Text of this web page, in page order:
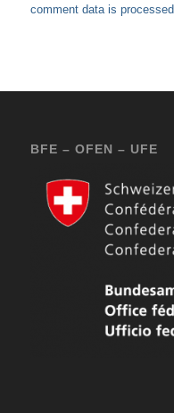
comment data is processed.
BFE – OFEN – UFE